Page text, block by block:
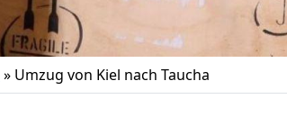
» Umzug von Kiel nach Taucha